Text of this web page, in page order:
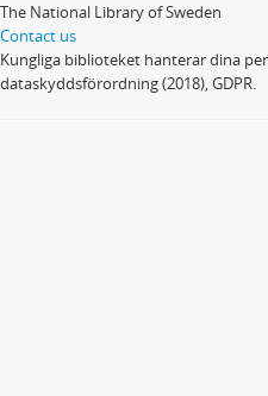
The National Library of Sweden
Contact us
Kungliga biblioteket hanterar dina
dataskyddsförordning (2018), GDPR.